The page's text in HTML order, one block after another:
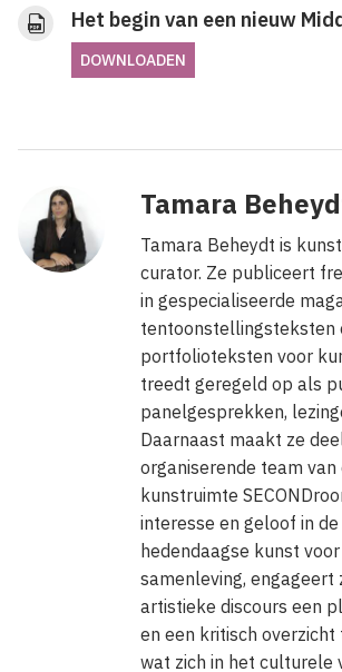
Het begin van een nieuw
DOWNLOADEN
Tamara
Tamara Beheydt is
curator. Ze publiceert
in gespecialiseerde
tentoonstellingsteksten
portfolioteksten voor
treedt geregeld op als
panelgesprekken,
Daarnaast maakt ze
organiserende team
kunstruimte
interesse en geloof in
hedendaagse kunst
samenleving, engageert
artistieke discours een
en een kritisch overzicht
wat zich in het culturele